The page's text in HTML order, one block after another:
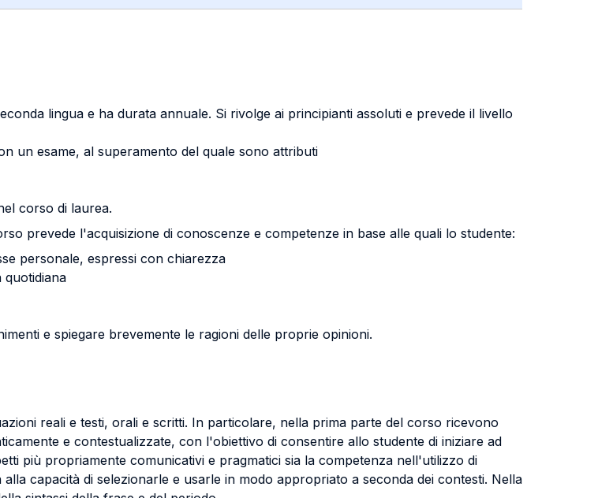
lingua e ha durata annuale. Si rivolge ai principianti assoluti e prevede il livello
un esame, al superamento del quale sono attributi
corso di laurea.
prevede l'acquisizione di conoscenze e competenze in base alle quali lo studente:
personale, espressi con chiarezza
quotidiana
e spiegare brevemente le ragioni delle proprie opinioni.
reali e testi, orali e scritti. In particolare, nella prima parte del corso ricevono
e contestualizzate, con l'obiettivo di consentire allo studente di iniziare ad
più propriamente comunicativi e pragmatici sia la competenza nell'utilizzo di
capacità di selezionarle e usarle in modo appropriato a seconda dei contesti. Nella